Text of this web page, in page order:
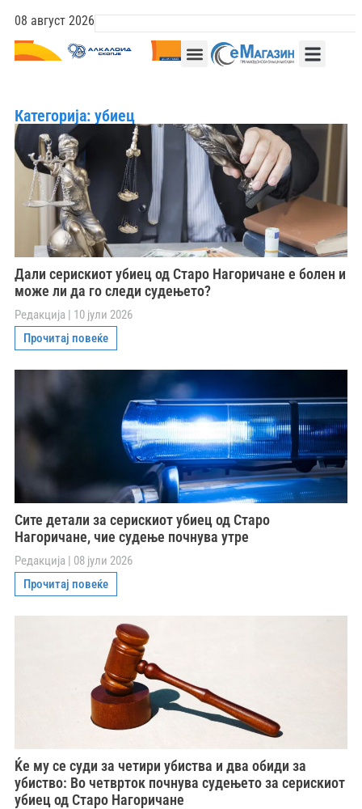
08 август 2026
Категорија: убиец
Дали серискиот убиец од Старо Нагоричане е болен и
може ли да го следи судењето?
Редакција
10 јули 2026
Прочитај повеќе
Сите детали за серискиот убиец од Старо
Нагоричане, чие судење почнува утре
Редакција
08 јули 2026
Прочитај повеќе
Ќе му се суди за четири убиства и два обиди за
убиство: Во четврток почнува судењето за серискиот
убиец од Старо Нагоричане